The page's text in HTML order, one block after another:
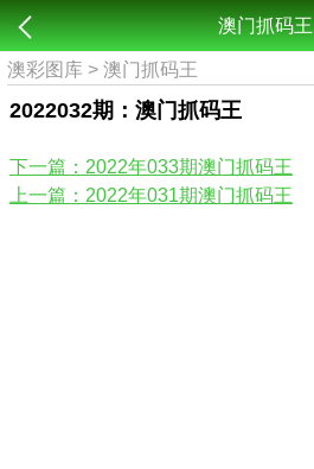
澳门抓码王
澳彩图库 >澳门抓码王
2022032期：澳门抓码王
下一篇：2022年033期澳门抓码王
上一篇：2022年031期澳门抓码王